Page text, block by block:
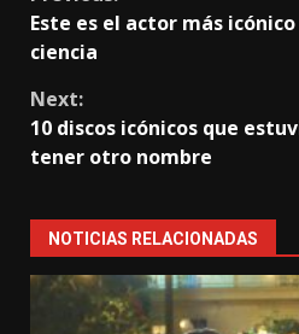
Reading
Este es el actor más
ciencia
Next:
10 discos icónicos que
tener otro nombre
NOTICIAS RELACIONADAS